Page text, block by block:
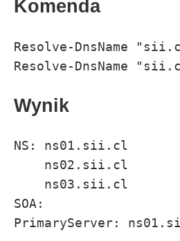
Komenda
Resolve-DnsName
Resolve-DnsName
Wynik
NS: ns01.sii.cl
SOA:
PrimaryServer: